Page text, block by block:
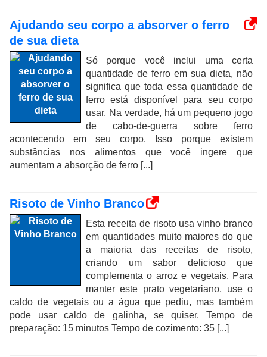
Ajudando seu corpo a absorver o ferro
de sua dieta
Só porque você inclui uma certa
quantidade de ferro em sua dieta, não
significa que toda essa quantidade de
ferro está disponível para seu corpo
usar. Na verdade, há um pequeno jogo
de cabo-de-guerra sobre ferro
acontecendo em seu corpo. Isso porque existem
substâncias nos alimentos que você ingere que
aumentam a absorção de ferro [...]
Risoto de Vinho Branco
Esta receita de risoto usa vinho branco
em quantidades muito maiores do que
a maioria das receitas de risoto,
criando um sabor delicioso que
complementa o arroz e vegetais. Para
manter este prato vegetariano, use o
caldo de vegetais ou a água que pediu, mas também
pode usar caldo de galinha, se quiser. Tempo de
preparação: 15 minutos Tempo de cozimento: 35 [...]